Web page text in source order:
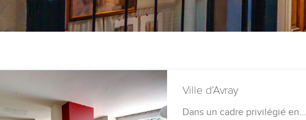
Ville d’Avray
Dans un cadre privilégié en…